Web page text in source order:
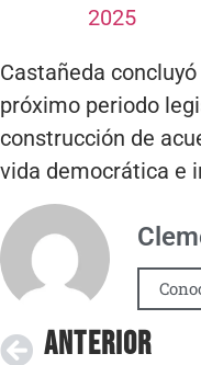
2025
Castañeda
próximo periodo
construcción de
vida democrática e
ANTERIOR